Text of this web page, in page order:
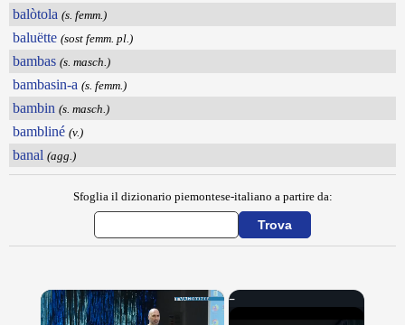
balòtola (s. femm.)
baluëtte (sost femm. pl.)
bambas (s. masch.)
bambasin-a (s. femm.)
bambin (s. masch.)
bambliné (v.)
banal (agg.)
Sfoglia il dizionario piemontese-italiano a partire da:
×